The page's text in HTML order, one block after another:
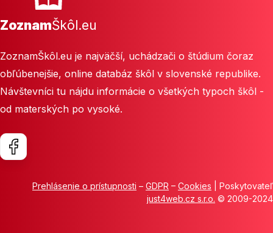
ZoznamŠkôl.eu
ZoznamŠkôl.eu je najväčší, uchádzači o štúdium čoraz
obľúbenejšie, online databáz škôl v slovenské republike.
Návštevníci tu nájdu informácie o všetkých typoch škôl -
od materských po vysoké.
Prehlásenie o prístupnosti – GDPR – Cookies | Poskytovateľ
just4web.cz s.r.o. © 2009-2024